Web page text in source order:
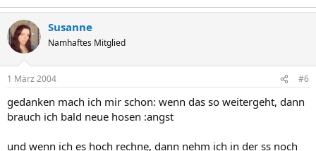
Susanne
Namhaftes Mitglied
1 März 2004 #6
gedanken mach ich mir schon: wenn das so weitergeht, dann
brauch ich bald neue hosen :angst
und wenn ich es hoch rechne, dann nehm ich in der ss noch